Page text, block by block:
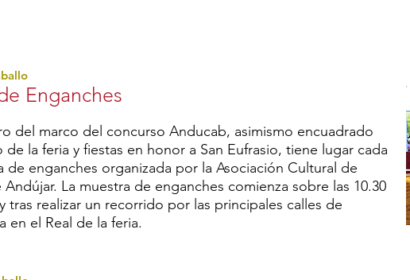
Enganches
del marco del concurso Anducab, asimismo encuadrado
la feria y fiestas en honor a San Eufrasio, tiene lugar cada
de enganches organizada por la Asociación Cultural de
Andújar. La muestra de enganches comienza sobre las 10.30
tras realizar un recorrido por las principales calles de
en el Real de la feria.